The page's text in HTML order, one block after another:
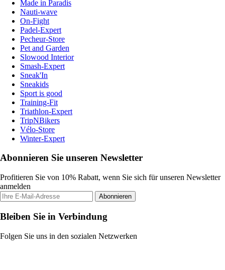
Made in Paradis
Nauti-wave
On-Fight
Padel-Expert
Pecheur-Store
Pet and Garden
Slowood Interior
Smash-Expert
Sneak'In
Sneakids
Sport is good
Training-Fit
Triathlon-Expert
TripNBikers
Vélo-Store
Winter-Expert
Abonnieren Sie unseren Newsletter
Profitieren Sie von 10% Rabatt, wenn Sie sich für unseren Newsletter
anmelden
Abonnieren
Bleiben Sie in Verbindung
Folgen Sie uns in den sozialen Netzwerken